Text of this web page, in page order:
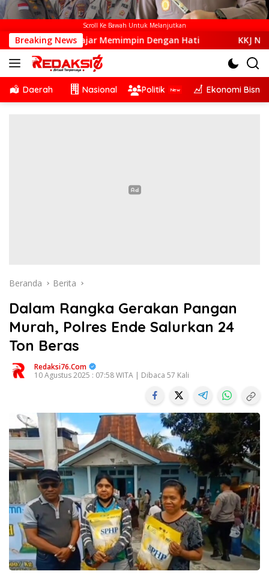
Scroll Ke Bawah Untuk Melanjutkan
Breaking News
Belajar Memimpin Dengan Hati KKJ NTT dan AJI
Daerah Nasional Politik Ekonomi Bisnis
Beranda Berita
Dalam Rangka Gerakan Pangan
Murah, Polres Ende Salurkan 24
Ton Beras
Redaksi76.com
10 Agustus 2025 : 07:58 WITA | Dibaca 57 Kali